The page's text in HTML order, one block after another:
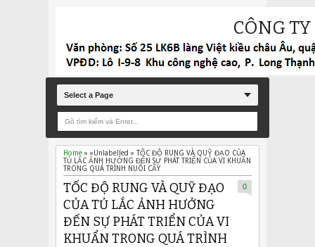
CÔNG
Select a Page
Home » »Unlabelled » TỐC ĐỘ RUNG VÀ QUỸ ĐẠO CỦA
TỦ LẮC ẢNH HƯỞNG ĐẾN SỰ PHÁT TRIỂN CỦA VI KHUẨN
TRONG QUÁ TRÌNH NUÔI CẤY
TỐC ĐỘ RUNG VÀ QUỸ ĐẠO
CỦA TỦ LẮC ẢNH HƯỞNG
ĐẾN SỰ PHÁT TRIỂN CỦA VI
KHUẨN TRONG QUÁ TRÌNH
0